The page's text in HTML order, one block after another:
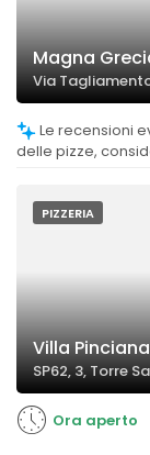
Magna
Via
delle pizze,
PIZZERIA
Villa Pinciana
SP62, 3, Torre
Ora aperto